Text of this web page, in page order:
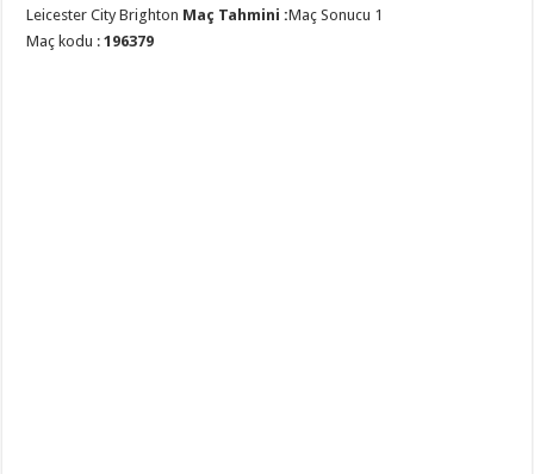
Leicester City Brighton Maç Tahmini :Maç Sonucu 1
Maç kodu :196379